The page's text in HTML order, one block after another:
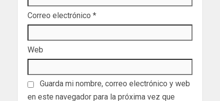
Correo electrónico *
Web
Guarda mi nombre, correo electrónico y web
en este navegador para la próxima vez que